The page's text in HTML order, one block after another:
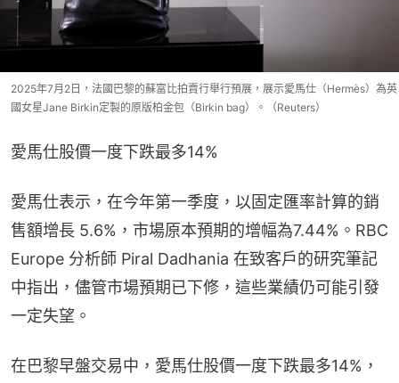
2025年7月2日，法國巴黎的蘇富比拍賣行舉行預展，展示愛馬仕（Hermès）為英
國女星Jane Birkin定製的原版柏金包（Birkin bag）。（Reuters）
愛馬仕股價一度下跌最多14%
愛馬仕表示，在今年第一季度，以固定匯率計算的銷
售額增長 5.6%，市場原本預期的增幅為7.44%。RBC
Europe 分析師 Piral Dadhania 在致客戶的研究筆記
中指出，儘管市場預期已下修，這些業績仍可能引發
一定失望。
在巴黎早盤交易中，愛馬仕股價一度下跌最多14%，